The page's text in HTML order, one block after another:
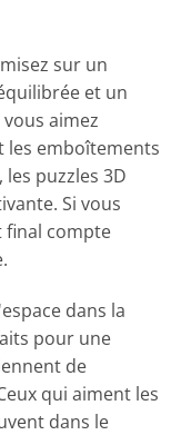
sur un
et un
aimez
emboîtements
puzzles 3D
Si vous
final compte
dans la
pour une
de
qui aiment les
dans le